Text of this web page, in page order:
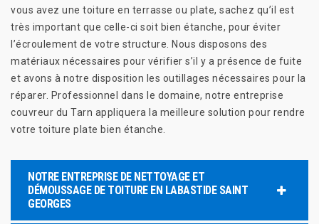
vous avez une toiture en terrasse ou plate, sachez qu’il est
très important que celle-ci soit bien étanche, pour éviter
l’écroulement de votre structure. Nous disposons des
matériaux nécessaires pour vérifier s’il y a présence de fuite
et avons à notre disposition les outillages nécessaires pour la
réparer. Professionnel dans le domaine, notre entreprise
couvreur du Tarn appliquera la meilleure solution pour rendre
votre toiture plate bien étanche.
NOTRE ENTREPRISE DE NETTOYAGE ET
DÉMOUSSAGE DE TOITURE EN LABASTIDE SAINT
GEORGES